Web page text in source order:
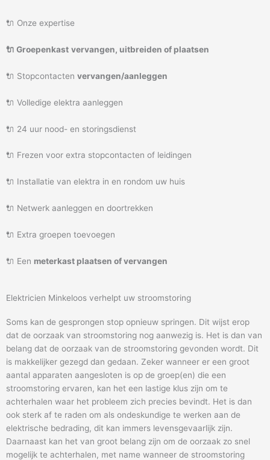
🔌 Onze expertise
🔌 Groepenkast vervangen, uitbreiden of plaatsen
🔌 Stopcontacten vervangen/aanleggen
🔌 Volledige elektra aanleggen
🔌 24 uur nood- en storingsdienst
🔌 Frezen voor extra stopcontacten of leidingen
🔌 Installatie van elektra in en rondom uw huis
🔌 Netwerk aanleggen en doortrekken
🔌 Extra groepen toevoegen
🔌 Een meterkast plaatsen of vervangen
Elektricien Minkeloos verhelpt uw stroomstoring
Soms kan de gesprongen stop opnieuw springen. Dit wijst erop
dat de oorzaak van stroomstoring nog aanwezig is. Het is dan van
belang dat de oorzaak van de stroomstoring gevonden wordt. Dit
is makkelijker gezegd dan gedaan. Zeker wanneer er een groot
aantal apparaten aangesloten is op de groep(en) die een
stroomstoring ervaren, kan het een lastige klus zijn om te
achterhalen waar het probleem zich precies bevindt. Het is dan
ook sterk af te raden om als ondeskundige te werken aan de
elektrische bedrading, dit kan immers levensgevaarlijk zijn.
Daarnaast kan het van groot belang zijn om de oorzaak zo snel
mogelijk te achterhalen, met name wanneer de stroomstoring